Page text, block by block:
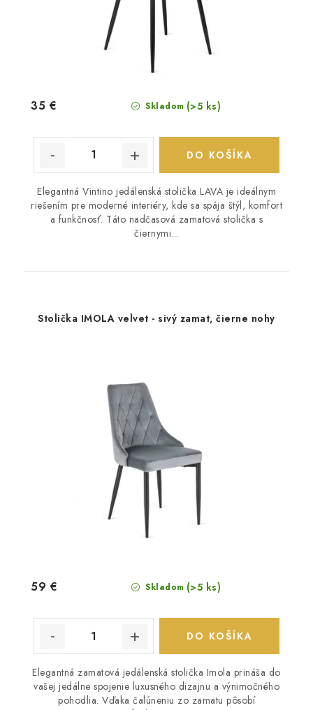
Skladom (>5 ks)
35 €
DO KOŠÍKA
Elegantná Vintino jedálenská stolička LAVA je ideálnym
riešením pre moderné interiéry, kde sa spája štýl, komfort
a funkčnosť. Táto nadčasová zamatová stolička s
čiernymi...
Stolička IMOLA velvet - sivý zamat, čierne nohy
Skladom (>5 ks)
59 €
DO KOŠÍKA
Elegantná zamatová jedálenská stolička Imola prináša do
vašej jedálne spojenie luxusného dizajnu a výnimočného
pohodlia. Vďaka čalúneniu zo zamatu pôsobí